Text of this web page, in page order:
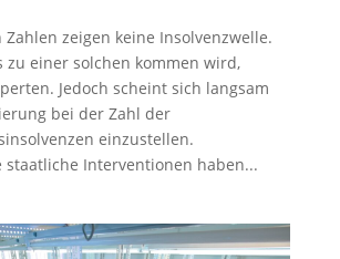
zeigen keine Insolvenzwelle.
zu einer solchen kommen wird,
Jedoch scheint sich langsam
bei der Zahl der
einzustellen.
staatliche Interventionen haben...